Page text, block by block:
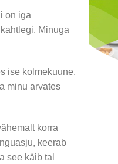
on iga
Minuga
ise kolmekuune.
minu arvates
korra
keerab
see käib tal